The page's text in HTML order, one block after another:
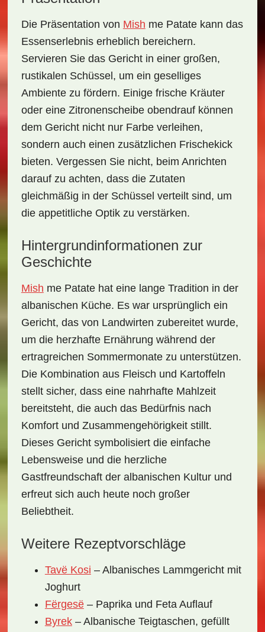
Die Präsentation von Mish me Patatekann das
Essenserlebnis erheblich bereichern.
Servieren Sie das Gericht in einer großen,
rustikalen Schüssel, um ein geselliges
Ambiente zu fördern. Einige frische Kräuter
oder eine Zitronenscheibe obendrauf können
dem Gericht nicht nur Farbe verleihen,
sondern auch einen zusätzlichen Frischekick
bieten. Vergessen Sie nicht, beim Anrichten
darauf zu achten, dass die Zutaten
gleichmäßig in der Schüssel verteilt sind, um
die appetitliche Optik zu verstärken.
Hintergrundinformationen zur
Geschichte
Mish me Patatehat eine lange Tradition in der
albanischen Küche. Es war ursprünglich ein
Gericht, das von Landwirten zubereitet wurde,
um die herzhafte Ernährung während der
ertragreichen Sommermonate zu unterstützen.
Die Kombination aus Fleisch und Kartoffeln
stellt sicher, dass eine nahrhafte Mahlzeit
bereitsteht, die auch das Bedürfnis nach
Komfort und Zusammengehörigkeit stillt.
Dieses Gericht symbolisiert die einfache
Lebensweise und die herzliche
Gastfreundschaft der albanischen Kultur und
erfreut sich auch heute noch großer
Beliebtheit.
Weitere Rezeptvorschläge
Tavë Kosi – Albanisches Lammgericht mit
Joghurt
Fërgesë– Paprika und Feta Auflauf
Byrek– Albanische Teigtaschen, gefüllt